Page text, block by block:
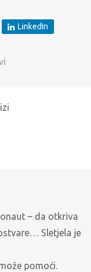
LinkedIn
– da otkriva
Sletjela je
pomoći.